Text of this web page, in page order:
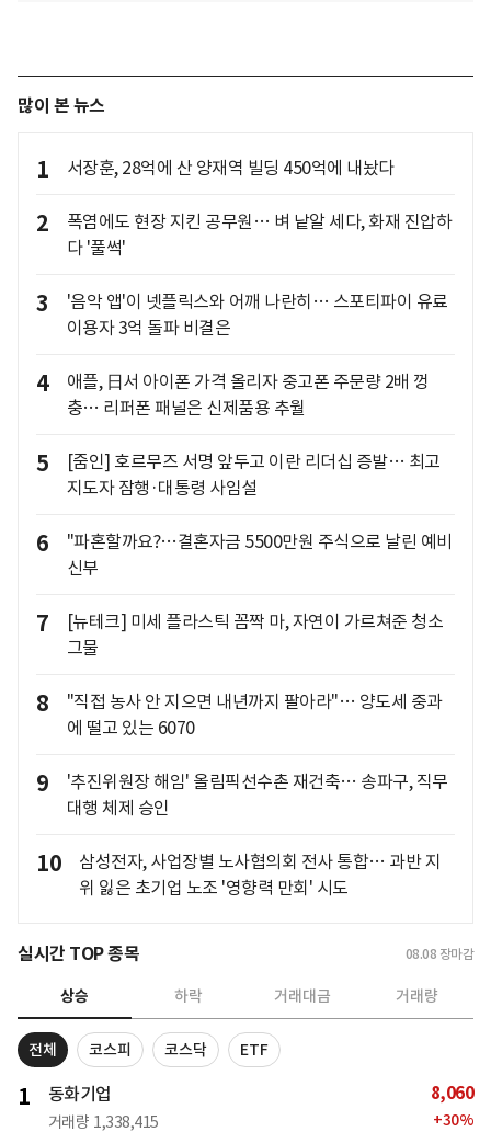
많이 본 뉴스
1 서장훈, 28억에 산 양재역 빌딩 450억에 내놨다
2
폭염에도 현장 지킨 공무원… 벼 낱알 세다, 화재 진압하
다 '풀썩'
3
'음악 앱'이 넷플릭스와 어깨 나란히… 스포티파이 유료
이용자 3억 돌파 비결은
4
애플, 日서 아이폰 가격 올리자 중고폰 주문량 2배 껑
충… 리퍼폰 패널은 신제품용 추월
5
[줌인] 호르무즈 서명 앞두고 이란 리더십 증발… 최고
지도자 잠행·대통령 사임설
6
"파혼할까요?…결혼자금 5500만원 주식으로 날린 예비
신부
7
[뉴테크] 미세 플라스틱 꼼짝 마, 자연이 가르쳐준 청소
그물
8
"직접 농사 안 지으면 내년까지 팔아라"… 양도세 중과
에 떨고 있는 6070
9
'추진위원장 해임' 올림픽선수촌 재건축… 송파구, 직무
대행 체제 승인
10
삼성전자, 사업장별 노사협의회 전사 통합… 과반 지
위 잃은 초기업 노조 '영향력 만회' 시도
실시간 TOP 종목 08.08 장마감
상승 하락 거래대금 거래량
전체 코스피 코스닥 ETF
1 동화기업
거래량 1,338,415
8,060
+30%